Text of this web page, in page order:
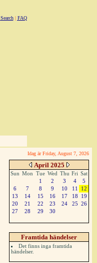
Search| FAQ
Idag är Friday, August 7, 2026
April 2025
Sun Mon Tue Wed Thu Fri Sat
1
2 3 4
5
6
7 8 9 10 11
12
13
14 15 16 17 18
19
20
21 22 23 24 25 26
27
28 29 30
Framtida händelser
Det finns inga framtida
händelser.